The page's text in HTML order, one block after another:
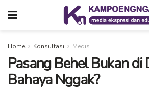
Home Konsultasi Medis
Pasang Behel Bukan di
Bahaya Nggak?